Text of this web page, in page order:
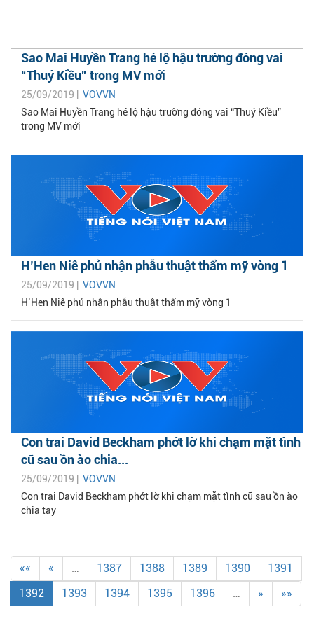
Sao Mai Huyền Trang hé lộ hậu trường đóng vai
“Thuý Kiều” trong MV mới
25/09/2019 | VOVVN
Sao Mai Huyền Trang hé lộ hậu trường đóng vai “Thuý Kiều”
trong MV mới
H’Hen Niê phủ nhận phẫu thuật thẩm mỹ vòng 1
25/09/2019 | VOVVN
H’Hen Niê phủ nhận phẫu thuật thẩm mỹ vòng 1
Con trai David Beckham phớt lờ khi chạm mặt tình
cũ sau ồn ào chia...
25/09/2019 | VOVVN
Con trai David Beckham phớt lờ khi chạm mặt tình cũ sau ồn ào
chia tay
«« « … 1387 1388 1389 1390
1391
1392
1393 1394 1395 1396 … » »»